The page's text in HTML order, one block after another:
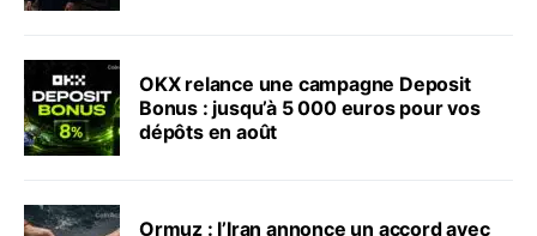
OKX relance une campagne Deposit
Bonus : jusqu’à 5 000 euros pour vos
dépôts en août
Ormuz : l’Iran annonce un accord avec